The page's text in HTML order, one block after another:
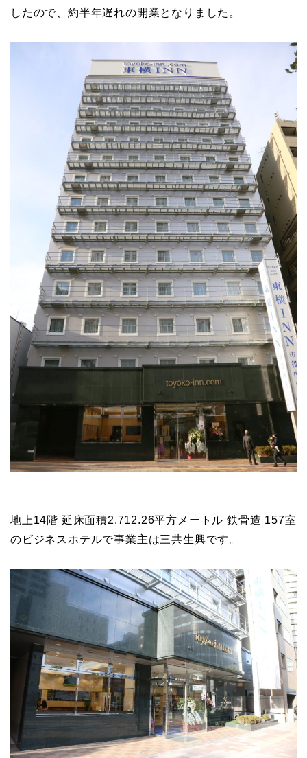
したので、約半年遅れの開業となりました。
地上14階 延床面積2,712.26平方メートル 鉄骨造 157室
のビジネスホテルで事業主は三共生興です。